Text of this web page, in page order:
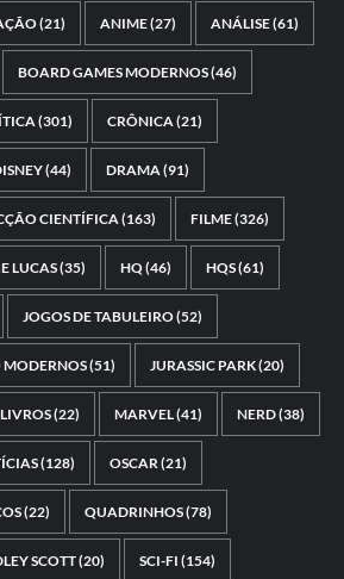
(21) ANIME(27) ANÁLISE(61)
BOARD GAMES MODERNOS(46)
(301) CRÔNICA(21)
(44) DRAMA(91)
CIENTÍFICA(163) FILME(326)
LUCAS(35) HQ(46) HQS(61)
JOGOS DE TABULEIRO(52)
MODERNOS(51) JURASSIC PARK(20)
LIVROS(22) MARVEL(41) NERD(38)
(128) OSCAR(21)
(22) QUADRINHOS(78)
SCOTT(20) SCI-FI (154)